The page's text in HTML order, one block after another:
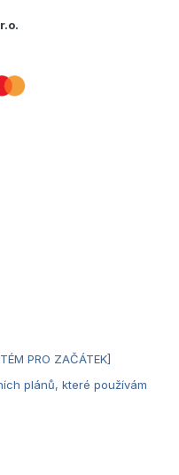
PRO ZAČÁTEK]
plánů, které používám